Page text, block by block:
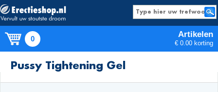
0 Artikelen
€ 0.00 korting
Producten
Pussy Tightening Gel